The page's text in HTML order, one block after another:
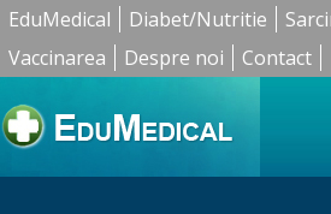
EduMedical Diabet/Nutritie
Vaccinarea
Despre noi Contact